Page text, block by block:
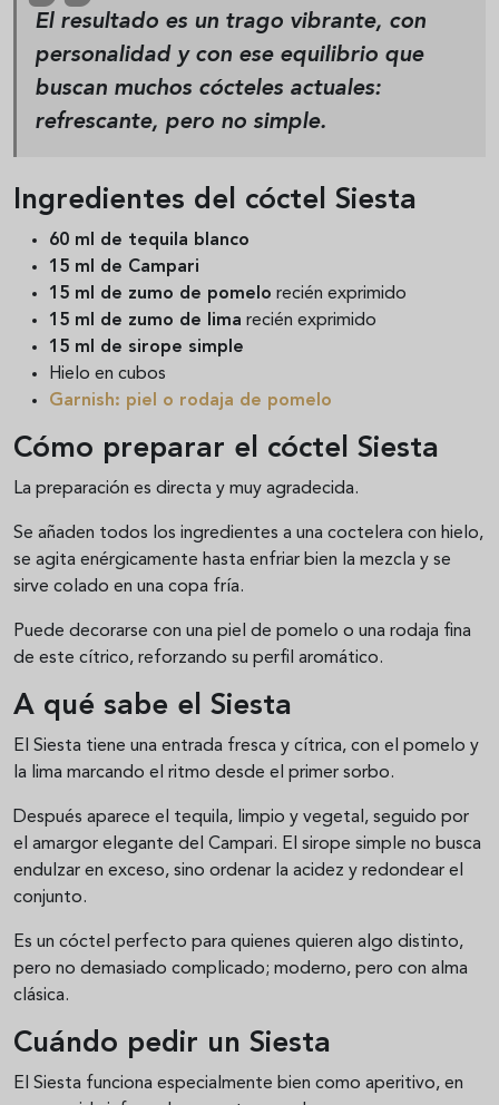
El resultado es un trago vibrante, con
personalidad y con ese equilibrio que
buscan muchos cócteles actuales:
refrescante, pero no simple.
Ingredientes del cóctel Siesta
60 ml de tequila blanco
15 ml de Campari
15 ml de zumo de pomelo recién exprimido
15 ml de zumo de lima recién exprimido
15 ml de sirope simple
Hielo en cubos
Garnish: piel o rodaja de pomelo
Cómo preparar el cóctel Siesta
La preparación es directa y muy agradecida.
Se añaden todos los ingredientes a una coctelera con hielo,
se agita enérgicamente hasta enfriar bien la mezcla y se
sirve colado en una copa fría.
Puede decorarse con una piel de pomelo o una rodaja fina
de este cítrico, reforzando su perfil aromático.
A qué sabe el Siesta
El Siesta tiene una entrada fresca y cítrica, con el pomelo y
la lima marcando el ritmo desde el primer sorbo.
Después aparece el tequila, limpio y vegetal, seguido por
el amargor elegante del Campari. El sirope simple no busca
endulzar en exceso, sino ordenar la acidez y redondear el
conjunto.
Es un cóctel perfecto para quienes quieren algo distinto,
pero no demasiado complicado; moderno, pero con alma
clásica.
Cuándo pedir un Siesta
El Siesta funciona especialmente bien como aperitivo, en